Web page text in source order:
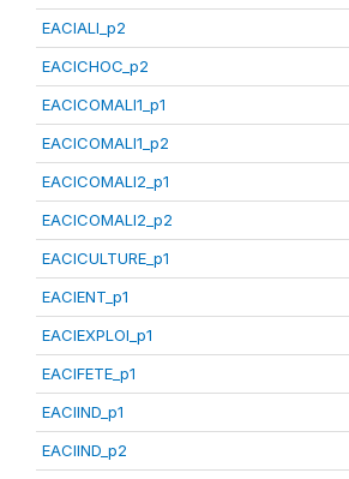
EACIALI_p2
EACICHOC_p2
EACICOMALI1_p1
EACICOMALI1_p2
EACICOMALI2_p1
EACICOMALI2_p2
EACICULTURE_p1
EACIENT_p1
EACIEXPLOI_p1
EACIFETE_p1
EACIIND_p1
EACIIND_p2